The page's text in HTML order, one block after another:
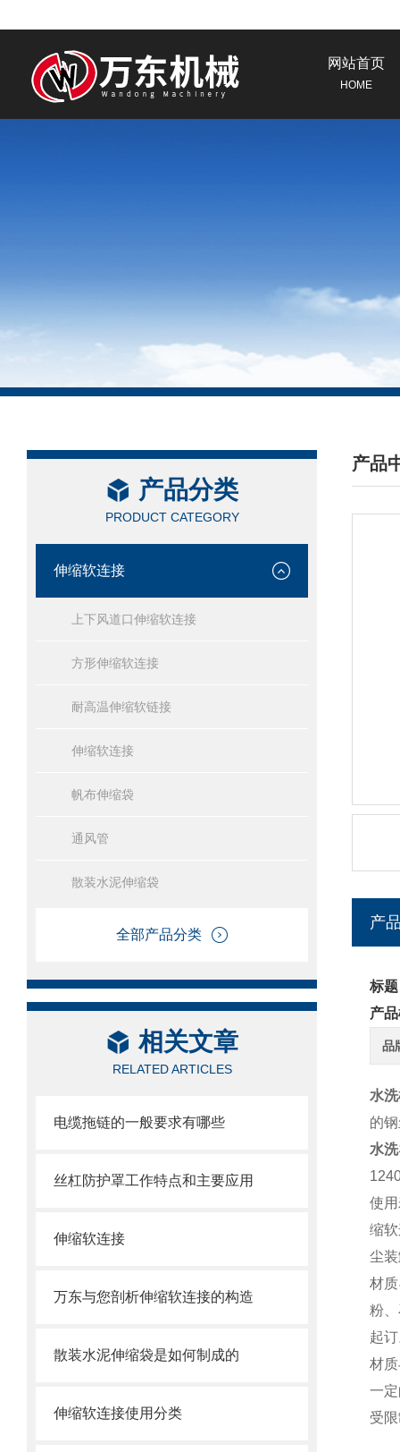
网站首页
HOME
产品分类
PRODUCT CATEGORY
伸缩软连接
上下风道口伸缩软连接
方形伸缩软连接
耐高温伸缩软链接
伸缩软连接
帆布伸缩袋
通风管
散装水泥伸缩袋
全部产品分类
相关文章
RELATED ARTICLES
电缆拖链的一般要求有哪些
丝杠防护罩工作特点和主要应用
伸缩软连接
万东与您剖析伸缩软连接的构造
散装水泥伸缩袋是如何制成的
伸缩软连接使用分类
产品
/
产
标
产
品
水
的
水
使
缩
尘
材
粉
起
材
一
受